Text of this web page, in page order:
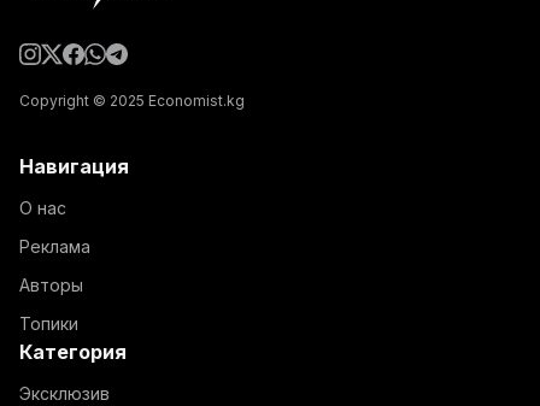
Copyright © 2025 Economist.kg
Навигация
О нас
Реклама
Авторы
Топики
Категория
Эксклюзив